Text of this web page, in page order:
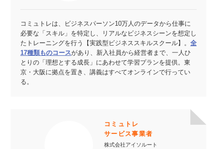
コミュトレは、ビジネスパーソン10万人のデータから仕事に
必要な「スキル」を特定し、リアルなビジネスシーンを想定し
たトレーニングを行う【実践型ビジネススキルスクール】。 全
17種類ものコースがあり、新入社員から経営者まで、一人ひ
とりの「理想とする成長」にあわせて学習プランを提供。東
京・大阪に拠点を置き、講義はすべてオンラインで行ってい
る。
コミュトレ
サービス事業者
株式会社アイソルート